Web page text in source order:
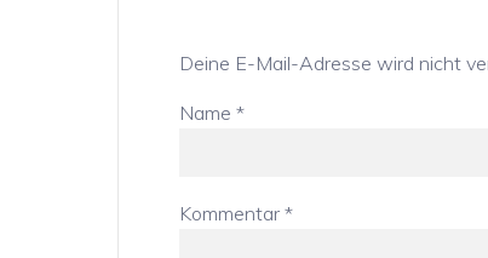
Deine E-Mail-Adresse wird nicht
Name *
Kommentar *